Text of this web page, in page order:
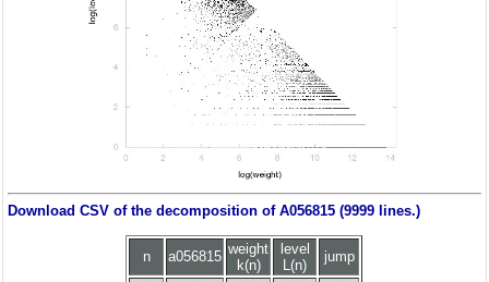
Download CSV of the decomposition of A056815 (9999 lines.)
n a056815 weight
k(n)
level
L(n)
jump